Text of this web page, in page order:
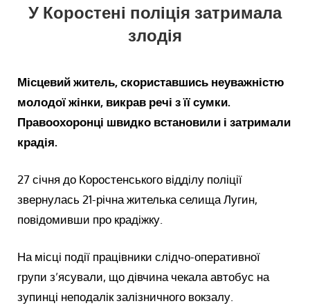
У Коростені поліція затримала
злодія
Місцевий житель, скориставшись неуважністю
молодої жінки, викрав речі з її сумки.
Правоохоронці швидко встановили і затримали
крадія.
27 січня до Коростенського відділу поліції
звернулась 21-річна жителька селища Лугин,
повідомивши про крадіжку.
На місці події працівники слідчо-оперативної
групи з’ясували, що дівчина чекала автобус на
зупинці неподалік залізничного вокзалу.